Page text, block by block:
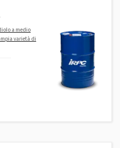
a medio
varietà di